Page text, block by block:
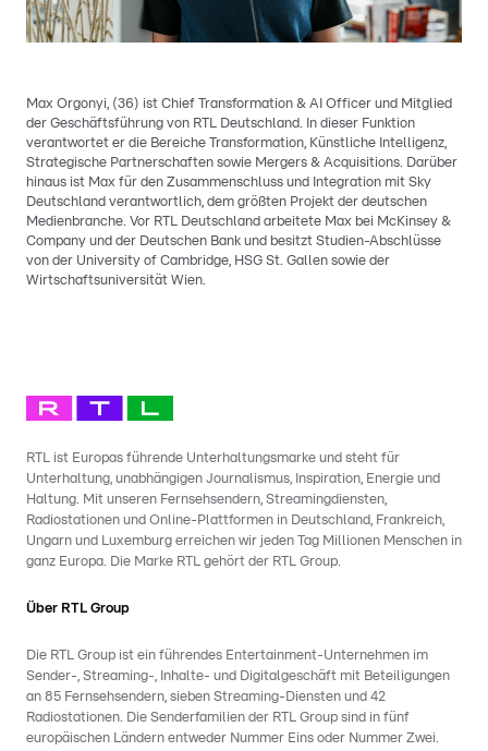
Max Orgonyi, (36) ist Chief Transformation & AI Officer und Mitglied
der Geschäftsführung von RTL Deutschland. In dieser Funktion
verantwortet er die Bereiche Transformation, Künstliche Intelligenz,
Strategische Partnerschaften sowie Mergers & Acquisitions. Darüber
hinaus ist Max für den Zusammenschluss und Integration mit Sky
Deutschland verantwortlich, dem größten Projekt der deutschen
Medienbranche. Vor RTL Deutschland arbeitete Max bei McKinsey &
Company und der Deutschen Bank und besitzt Studien-Abschlüsse
von der University of Cambridge, HSG St. Gallen sowie der
Wirtschaftsuniversität Wien.
RTL ist Europas führende Unterhaltungsmarke und steht für
Unterhaltung, unabhängigen Journalismus, Inspiration, Energie und
Haltung. Mit unseren Fernsehsendern, Streamingdiensten,
Radiostationen und Online-Plattformen in Deutschland, Frankreich,
Ungarn und Luxemburg erreichen wir jeden Tag Millionen Menschen in
ganz Europa. Die Marke RTL gehört der RTL Group.
Über RTL Group
Die RTL Group ist ein führendes Entertainment-Unternehmen im
Sender-, Streaming-, Inhalte- und Digitalgeschäft mit Beteiligungen
an 85 Fernsehsendern, sieben Streaming-Diensten und 42
Radiostationen. Die Senderfamilien der RTL Group sind in fünf
europäischen Ländern entweder Nummer Eins oder Nummer Zwei.